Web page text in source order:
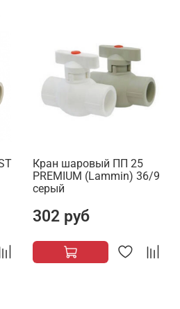
Кран шаровый ПП 25
PREMIUM (Lammin) 36/9
серый
302 руб